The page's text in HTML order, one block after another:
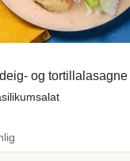
og tortillalasagne